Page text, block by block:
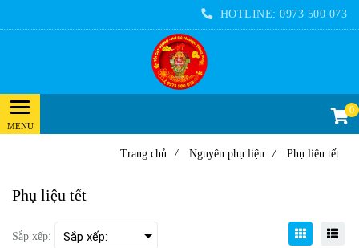
HOTLINE: 0973 500 073
0
Trang chủ / Nguyên phụ liệu / Phụ liệu tết
Phụ liệu tết
Sắp xếp: